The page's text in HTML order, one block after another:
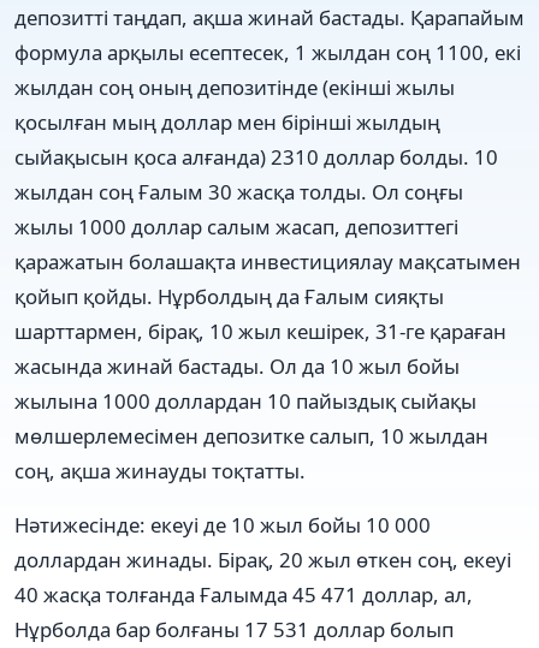
депозитті таңдап, ақша жинай бастады. Қарапайым
формула арқылы есептесек, 1 жылдан соң 1100, екі
жылдан соң оның депозитінде (екінші жылы
қосылған мың доллар мен бірінші жылдың
сыйақысын қоса алғанда) 2310 доллар болды. 10
жылдан соң Ғалым 30 жасқа толды. Ол соңғы
жылы 1000 доллар салым жасап, депозиттегі
қаражатын болашақта инвестициялау мақсатымен
қойып қойды. Нұрболдың да Ғалым сияқты
шарттармен, бірақ, 10 жыл кешірек, 31-ге қараған
жасында жинай бастады. Ол да 10 жыл бойы
жылына 1000 доллардан 10 пайыздық сыйақы
мөлшерлемесімен депозитке салып, 10 жылдан
соң, ақша жинауды тоқтатты.
Нәтижесінде: екеуі де 10 жыл бойы 10 000
доллардан жинады. Бірақ, 20 жыл өткен соң, екеуі
40 жасқа толғанда Ғалымда 45 471 доллар, ал,
Нұрболда бар болғаны 17 531 доллар болып